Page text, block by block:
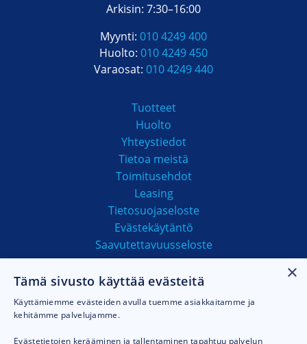
Arkisin: 7:30–16:00
Myynti: 010 4249 400
Huolto: 010 4249 450
Varaosat: 010 4249 440
Tuotteet
Huolto
Yhteystiedot
Tietoa meistä
Toimitusehdot
Leasing
Tietosuojaseloste
Evästekäytäntö
Saavutettavuusseloste
MAKSUTAVAT
×
Tämä sivusto käyttää evästeitä
Käyttämiemme evästeiden avulla tuemme asiakkaitamme ja
kehitämme palvelujamme.
Evästetietojen kerääminen ja tallentaminen tapahtuu palvelun